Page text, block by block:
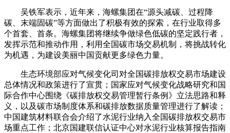
吴铁军表示，近年来，海螺集团在“源头减碳、过程降
碳、末端固碳”等方面做出了积极有效的探索，在行业取得多
个首套、首条。海螺集团将继续争做绿色低碳的坚定践行者，
发挥示范和推动作用，利用全国碳市场交易机制，将挑战转化
为机遇，为建设美丽中国贡献更多绿色力量。
生态环境部应对气候变化司对全国碳排放权交易市场建设
总体情况和政策进行了宣贯；国家应对气候变化战略研究和国
际合作中心围绕《碳排放权交易管理暂行条例》立法思路和释
义，以及碳市场制度体系和碳排放数据质量管理进行了解读；
中国建筑材料联合会介绍了水泥行业纳入全国碳排放权交易市
场重点工作；北京国建联信认证中心对水泥行业核算报告指南